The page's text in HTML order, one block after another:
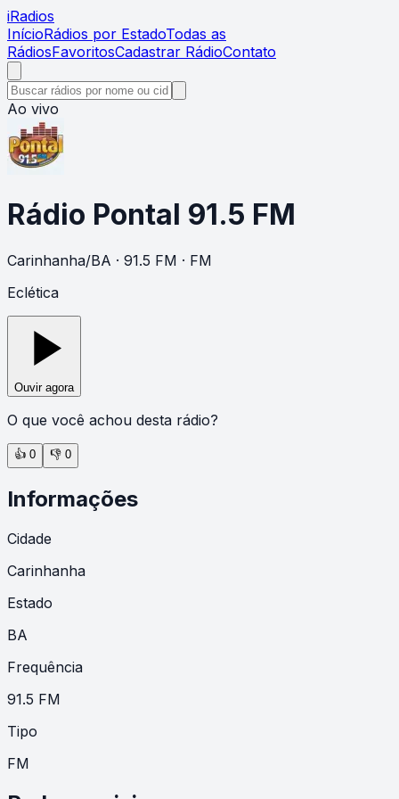
iRadios
InícioRádios por EstadoTodas as
RádiosFavoritosCadastrar RádioContato
Ao vivo
Rádio Pontal 91.5 FM
Carinhanha/BA · 91.5 FM · FM
Eclética
Ouvir agora
O que você achou desta rádio?
👍 0 👎 0
Informações
Cidade
Carinhanha
Estado
BA
Frequência
91.5 FM
Tipo
FM